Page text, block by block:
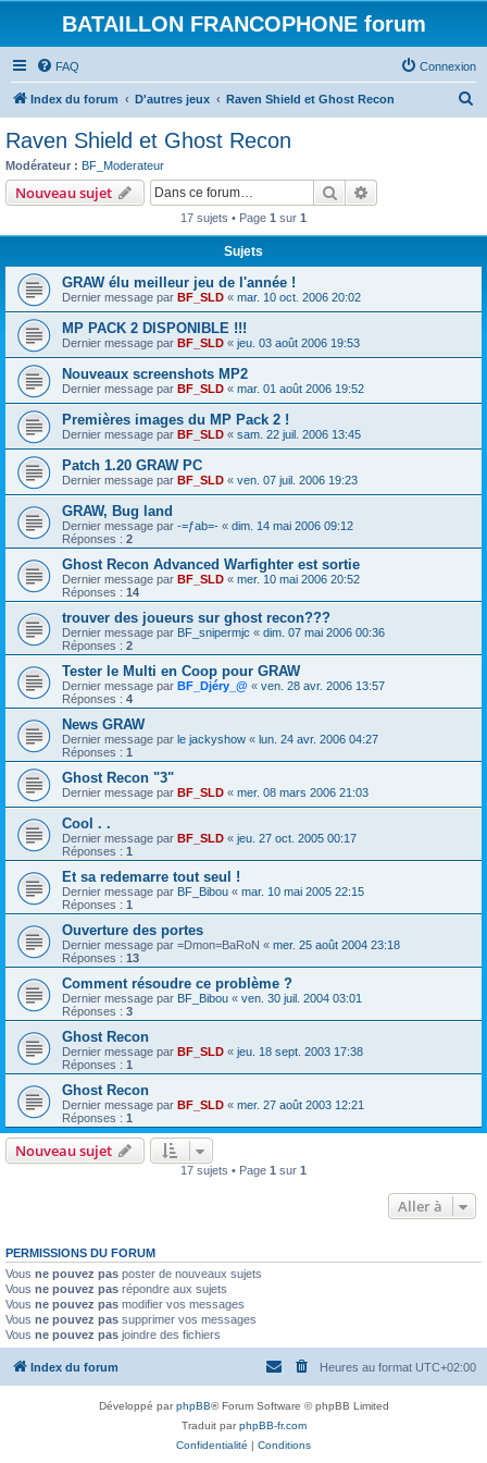
BATAILLON FRANCOPHONE forum
FAQ Connexion
Index du forum D'autres jeux Raven Shield et Ghost Recon
Raven Shield et Ghost Recon
Modérateur : BF_Moderateur
Nouveau sujet Rechercher
17 sujets • Page 1 sur 1
Sujets
GRAW élu meilleur jeu de l'année !
Dernier message par BF_SLD « mar. 10 oct. 2006 20:02
MP PACK 2 DISPONIBLE !!!
Dernier message par BF_SLD « jeu. 03 août 2006 19:53
Nouveaux screenshots MP2
Dernier message par BF_SLD « mar. 01 août 2006 19:52
Premières images du MP Pack 2 !
Dernier message par BF_SLD « sam. 22 juil. 2006 13:45
Patch 1.20 GRAW PC
Dernier message par BF_SLD « ven. 07 juil. 2006 19:23
GRAW, Bug land
Dernier message par -=ƒab=- « dim. 14 mai 2006 09:12
Réponses : 2
Ghost Recon Advanced Warfighter est sortie
Dernier message par BF_SLD « mer. 10 mai 2006 20:52
Réponses : 14
trouver des joueurs sur ghost recon???
Dernier message par BF_snipermjc « dim. 07 mai 2006 00:36
Réponses : 2
Tester le Multi en Coop pour GRAW
Dernier message par BF_Djéry_@ « ven. 28 avr. 2006 13:57
Réponses : 4
News GRAW
Dernier message par le jackyshow « lun. 24 avr. 2006 04:27
Réponses : 1
Ghost Recon "3"
Dernier message par BF_SLD « mer. 08 mars 2006 21:03
Cool . .
Dernier message par BF_SLD « jeu. 27 oct. 2005 00:17
Réponses : 1
Et sa redemarre tout seul !
Dernier message par BF_Bibou « mar. 10 mai 2005 22:15
Réponses : 1
Ouverture des portes
Dernier message par =Dmon=BaRoN « mer. 25 août 2004 23:18
Réponses : 13
Comment résoudre ce problème ?
Dernier message par BF_Bibou « ven. 30 juil. 2004 03:01
Réponses : 3
Ghost Recon
Dernier message par BF_SLD « jeu. 18 sept. 2003 17:38
Réponses : 1
Ghost Recon
Dernier message par BF_SLD « mer. 27 août 2003 12:21
Réponses : 1
Nouveau sujet
17 sujets • Page 1 sur 1
Aller à
PERMISSIONS DU FORUM
Vous ne pouvez pas poster de nouveaux sujets
Vous ne pouvez pas répondre aux sujets
Vous ne pouvez pas modifier vos messages
Vous ne pouvez pas supprimer vos messages
Vous ne pouvez pas joindre des fichiers
Index du forum Heures au format UTC+02:00
Développé parphpBB® Forum Software © phpBB Limited
Traduit parphpBB-fr.com
Confidentialité | Conditions